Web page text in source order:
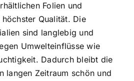
Folien und
Qualität. Die
sind langlebig und
Umwelteinflüsse wie
Dadurch bleibt die
langen Zeitraum schön und